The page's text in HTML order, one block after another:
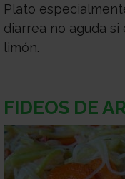
Plato
diarrea no aguda
limón.
FIDEOS DE